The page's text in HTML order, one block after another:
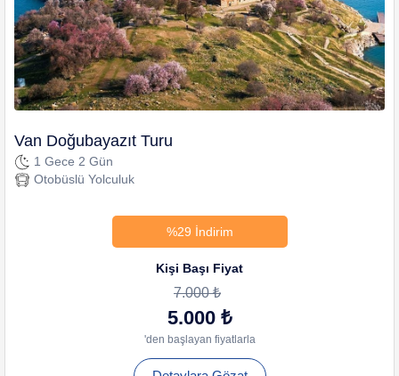
Van Doğubayazıt Turu
1 Gece 2 Gün
Otobüslü Yolculuk
%29 İndirim
Kişi Başı Fiyat
7.000 ₺
5.000 ₺
'den başlayan fiyatlarla